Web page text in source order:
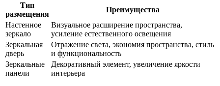
Тип
размещения
Преимущества
Настенное
зеркало
Визуальное расширение пространства,
усиление естественного освещения
Зеркальная
дверь
Отражение света, экономия пространства, стиль
и функциональность
Зеркальные
панели
Декоративный элемент, увеличение яркости
интерьера